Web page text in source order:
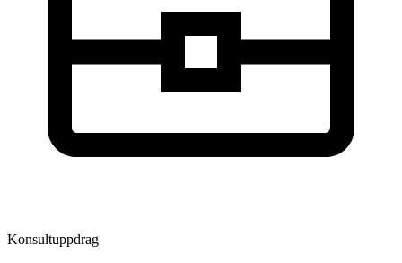
Konsultuppdrag